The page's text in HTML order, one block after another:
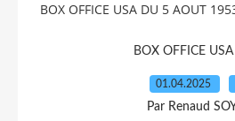
BOX OFFICE USA DU 5 AOUT
BOX OFFICE
01.04.2025
Par Renaud